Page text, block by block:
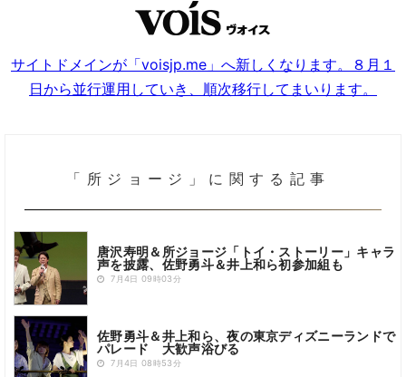
サイトドメインが「voisjp.me」へ新しくなります。８月１
日から並行運用していき、順次移行してまいります。
「所ジョージ」に関する記事
唐沢寿明＆所ジョージ「トイ・ストーリー」キャラ
声を披露、佐野勇斗＆井上和ら初参加組も
7月4日 09時03分
佐野勇斗＆井上和ら、夜の東京ディズニーランドで
パレード 大歓声浴びる
7月4日 08時53分